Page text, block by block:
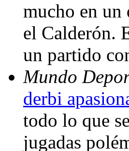
mucho en un
el Calderón.
un partido
Mundo
derbi
todo lo que
jugadas